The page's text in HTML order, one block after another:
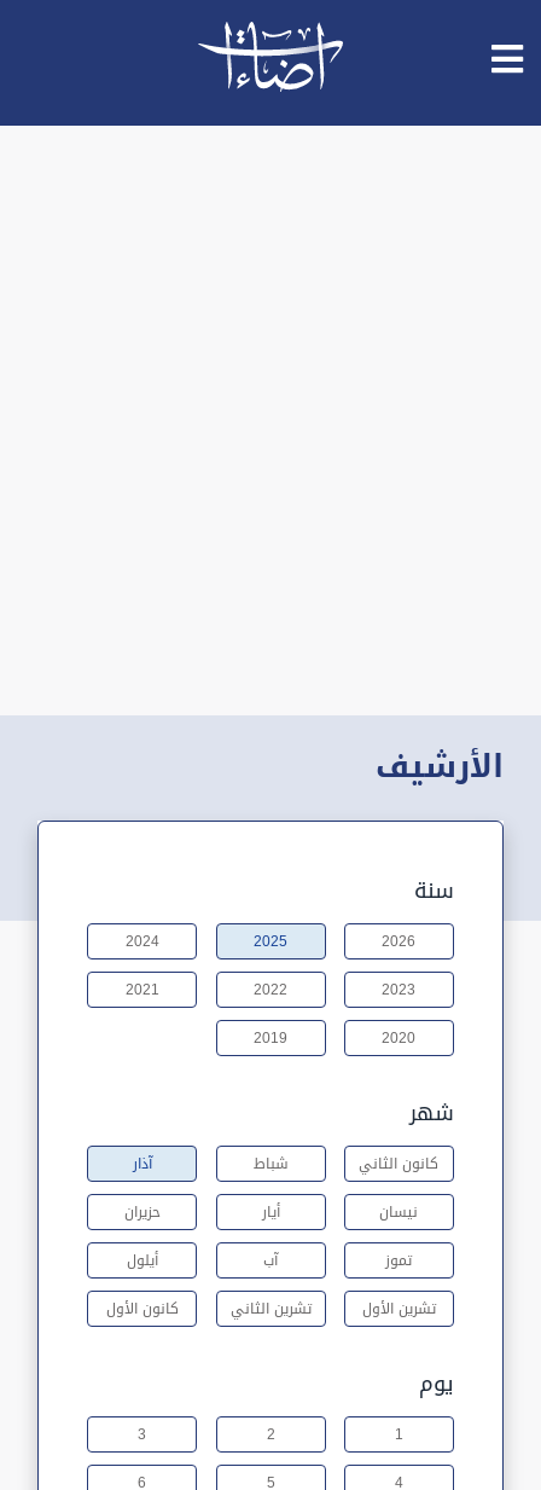
الأرشيف
سنة
2026
2025
2024
2023
2022
2021
2020
2019
شهر
كانون الثاني شباط
آذار
نيسان
أيار
حزيران
تموز
آب
أيلول
تشرين الأول
تشرين الثاني كانون الأول
يوم
1
2
3
4
5
6